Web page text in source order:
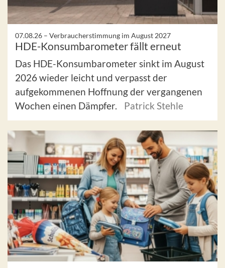
07.08.26 – Verbraucherstimmung im August 2027
HDE-Konsumbarometer fällt erneut
Das HDE-Konsumbarometer sinkt im August
2026 wieder leicht und verpasst der
aufgekommenen Hoffnung der vergangenen
Wochen einen Dämpfer.
Patrick Stehle